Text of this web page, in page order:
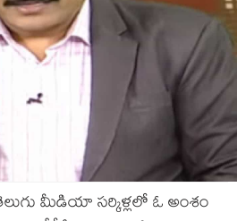
మీడియా సర్కిళ్లలో ఓ అంశం